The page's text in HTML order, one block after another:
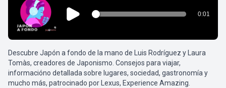
Descubre Japón a fondo de la mano de Luis Rodríguez y Laura
Tomàs, creadores de Japonismo. Consejos para viajar,
informacióno detallada sobre lugares, sociedad, gastronomía y
mucho más, patrocinado por Lexus, Experience Amazing.